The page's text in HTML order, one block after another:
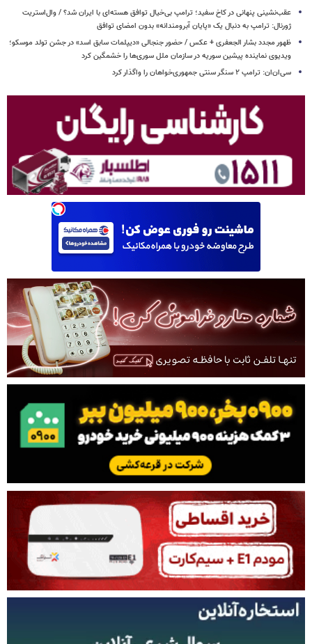
عقب‌نشینی پنهانی در کاخ سفید؛ ترامپ بی‌خیال توافق هسته‌ای با ایران شد؟ / وال‌استریت
ژورنال: ترامپ به دنبال یک «پایان آبرومندانه» بدون امضای توافق
ظهور مجدد بشار الجعفری + عکس / حضور جنجالی «دیپلمات سابق اسد» در جشن تولد موسکو؛
ویدیوی نماینده پیشین سوریه در سازمان ملل سوری‌ها را خشمگین کرد
سی‌ان‌ان: ترامپ ۲ سنگر سنتی جمهوری‌خواهان را واگذار کرد